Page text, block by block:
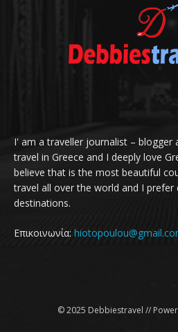
I' am a traveller journalist – blogger
travel in Greece and I deeply love
believe that is the most beautiful
travel all over the world and I prefer
destinations.
Επικοινωνία:
© 2025 Debbiestravel //